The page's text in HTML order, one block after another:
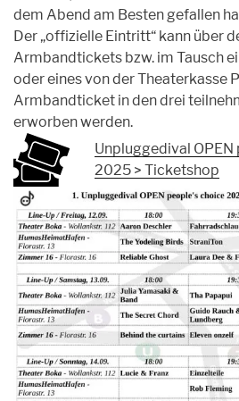
dem Abend am Besten gefallen
Der „offizielle Eintritt“ kann über
Armbandtickets bzw. im Tausch
oder eines von der Theaterkasse
Armbandticket in den drei
erworben werden.
Unpluggedival OPEN
2025 > Ticketshop